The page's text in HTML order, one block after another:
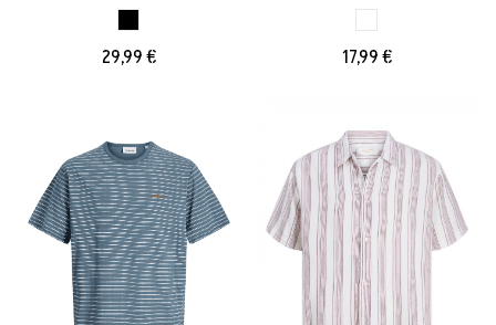
29,99 € 17,99 €